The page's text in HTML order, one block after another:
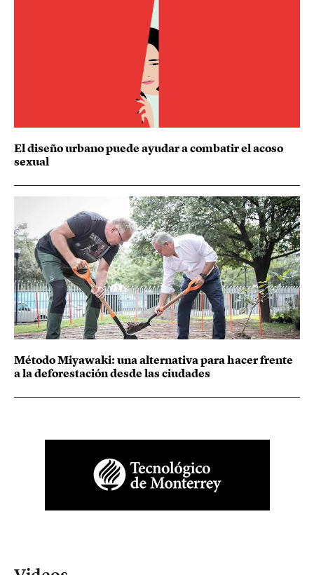
El diseño urbano puede ayudar a combatir el acoso
sexual
Método Miyawaki: una alternativa para hacer frente
a la deforestación desde las ciudades